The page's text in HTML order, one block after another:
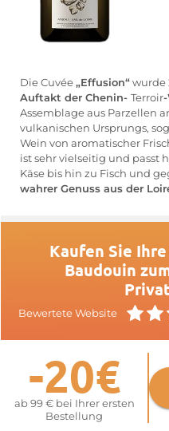
Die Cuvée „Effusion“ wurde
Auftakt der Chenin- Terroir
Assemblage aus Parzellen
vulkanischen Ursprungs,
Wein von aromatischer
ist sehr vielseitig und passt
Käse bis hin zu Fisch und
wahrer Genuss aus der
Kaufen Sie
Baudouin
Bewertete Website
-20€
ab 99 € bei Ihrer ersten
Bestellung